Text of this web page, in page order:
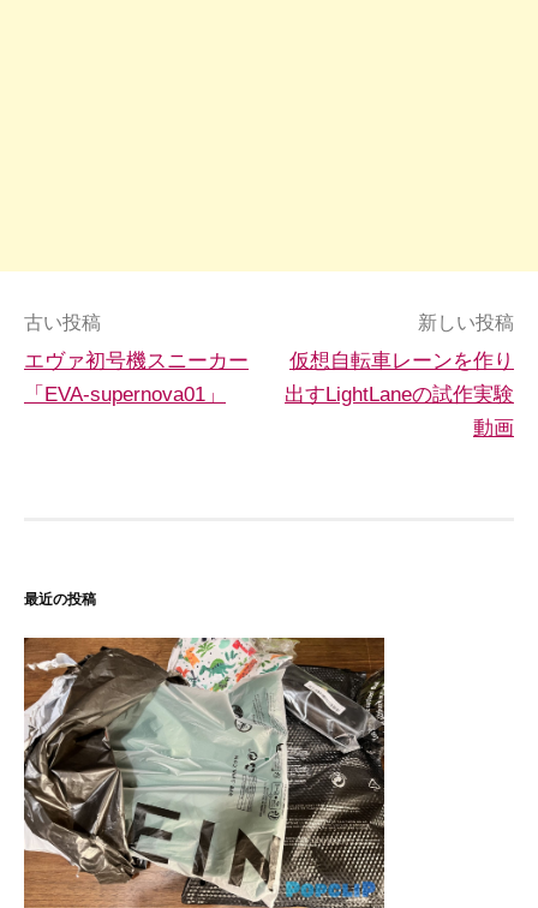
投
稿
ナ
シ
ョ
ン
古い投稿
エヴァ初号機スニーカー
「EVA-supernova01」
新しい投稿
仮想自転車レーンを作り
出すLightLaneの試作実験
動画
最近の投稿